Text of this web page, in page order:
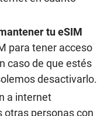
tu eSIM
para tener acceso
caso de que estés
desactivarlo.
a internet
otras personas con